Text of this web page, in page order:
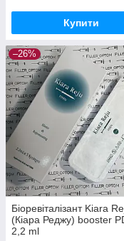
Купити
–26%
Біоревіталізант Kiara
(Кіара Реджу) booster
2,2 ml